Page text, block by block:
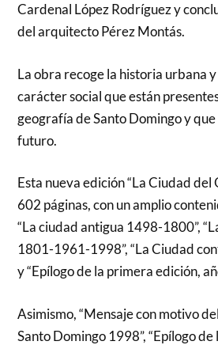
Cardenal López Rodríguez y
del arquitecto Pérez Montás.
La obra recoge la historia urbana
carácter social que están
geografía de Santo Domingo y
futuro.
Esta nueva edición “La Ciudad del
602 páginas, con un amplio
“La ciudad antigua 1498-1800”,
1801-1961-1998”, “La Ciudad
y “Epílogo de la primera edición,
Asimismo, “Mensaje con motivo
Santo Domingo 1998”, “Epílogo